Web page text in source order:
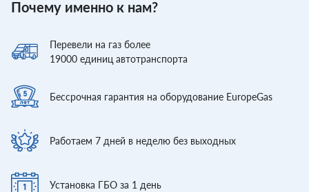
Почему именно к нам?
Перевели на газ более
19000 единиц автотранспорта
Бессрочная гарантия на оборудование EuropeGas
Работаем 7 дней в неделю без выходных
Установка ГБО за 1 день